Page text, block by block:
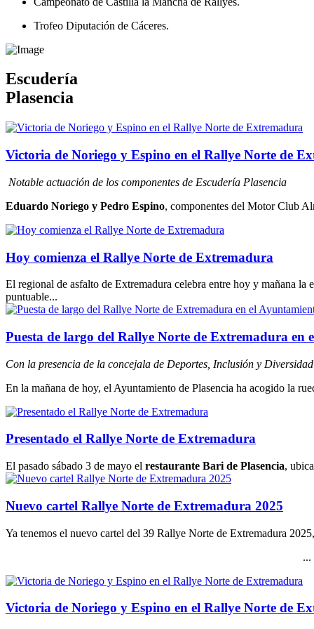
Trofeo Diputación de Cáceres.
Escudería
Plasencia
Victoria de Noriego y Espino en el Rallye Norte de
Notable actuación de los componentes de Escudería Plasencia
Eduardo Noriego y Pedro Espino, componentes del Motor Club
Hoy comienza el Rallye Norte de Extremadura
El regional de asfalto de Extremadura celebra entre hoy y mañana la
puntuable...
Puesta de largo del Rallye Norte de Extremadura en
Con la presencia de la concejala de Deportes, Inclusión y Diversidad
En la mañana de hoy, el Ayuntamiento de Plasencia ha acogido la
Presentado el Rallye Norte de Extremadura
El pasado sábado 3 de mayo el restaurante Bari de Plasencia,
Nuevo cartel Rallye Norte de Extremadura 2025
Ya tenemos el nuevo cartel del 39 Rallye Norte de Extremadura
...
Victoria de Noriego y Espino en el Rallye Norte de